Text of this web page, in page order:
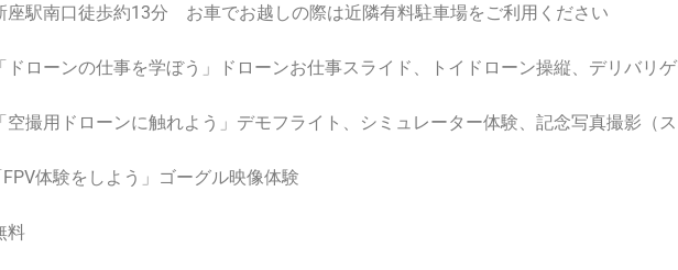
口徒歩約13分 お車でお越しの際は近隣有料駐車場をご利用ください
ドローンの仕事を学ぼう」ドローンお仕事スライド、トイドローン操縦、デリバリ
ドローンに触れよう」デモフライト、シミュレーター体験、記念写真撮影（ス
FPV体験をしよう」ゴーグル映像体験
料